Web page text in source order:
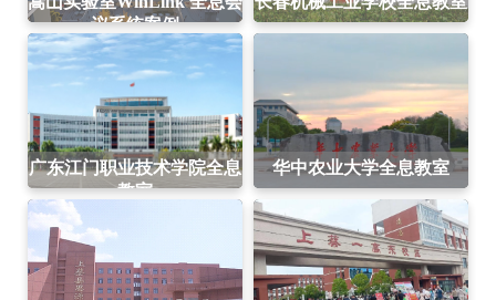
广东江门职业技术学院全息
教室
华中农业大学全息教室
上蔡县思源实验学校 上蔡县第一高级中学